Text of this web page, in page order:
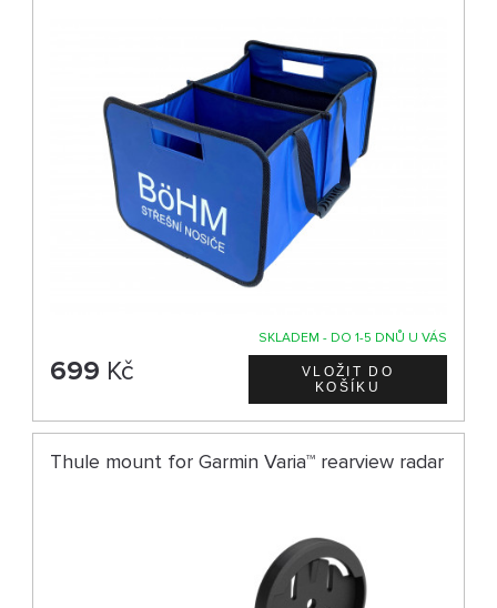
SKLADEM - DO 1-5 DNŮ U VÁS
699 Kč
Thule mount for Garmin Varia™ rearview radar